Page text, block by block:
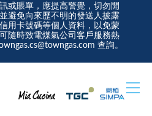
或賬單，應提高警覺，切勿開
避免向來歷不明的發送人披露
用卡號碼等個人資料，以免蒙
隨時致電煤氣公司客戶服務熱
查詢。